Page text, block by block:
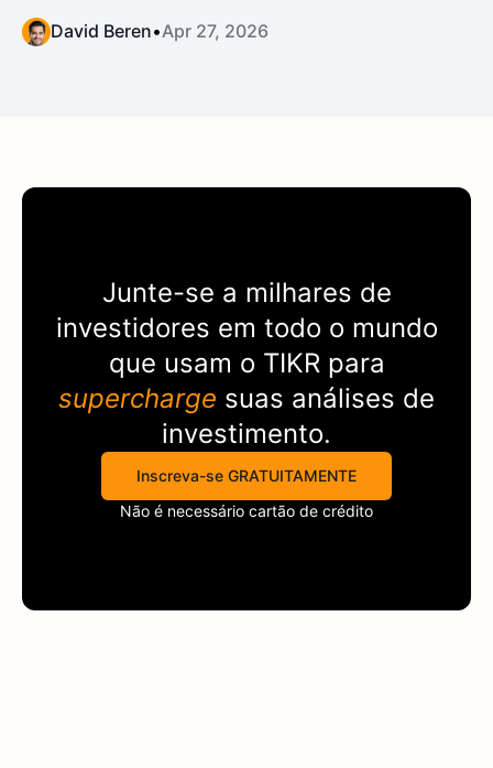
David Beren•Apr 27, 2026
Junte-se a milhares de
investidores em todo o mundo
que usam o TIKRpara
supercharge suas análises de
investimento.
Inscreva-se GRATUITAMENTE
Não é necessário cartão de crédito